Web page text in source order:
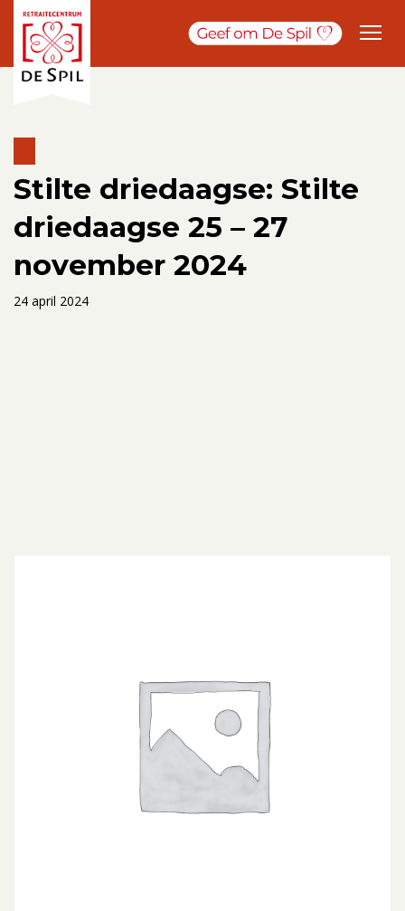
Stilte driedaagse: Stilte
driedaagse 25 – 27
november 2024
24 april 2024